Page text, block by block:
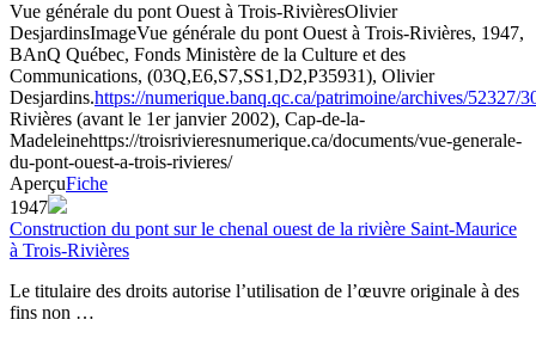
Vue générale du pont Ouest à Trois-RivièresOlivier
DesjardinsImageVue générale du pont Ouest à Trois-Rivières, 1947,
BAnQ Québec, Fonds Ministère de la Culture et des
Communications, (03Q,E6,S7,SS1,D2,P35931), Olivier
Desjardins.https://numerique.banq.qc.ca/patrimoine/archives/52327/
Rivières (avant le 1er janvier 2002), Cap-de-la-
Madeleinehttps://troisrivieresnumerique.ca/documents/vue-generale-
du-pont-ouest-a-trois-rivieres/
AperçuFiche
1947
Construction du pont sur le chenal ouest de la rivière Saint-Maurice
à Trois-Rivières
Le titulaire des droits autorise l’utilisation de l’œuvre originale à des
fins non …